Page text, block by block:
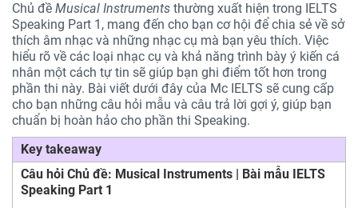
Chủ đề Musical Instruments thường xuất hiện trong IELTS
Speaking Part 1, mang đến cho bạn cơ hội để chia sẻ về sở
thích âm nhạc và những nhạc cụ mà bạn yêu thích. Việc
hiểu rõ về các loại nhạc cụ và khả năng trình bày ý kiến cá
nhân một cách tự tin sẽ giúp bạn ghi điểm tốt hơn trong
phần thi này. Bài viết dưới đây của Mc IELTS sẽ cung cấp
cho bạn những câu hỏi mẫu và câu trả lời gợi ý, giúp bạn
chuẩn bị hoàn hảo cho phần thi Speaking.
Key takeaway
Câu hỏi Chủ đề: Musical Instruments | Bài mẫu IELTS
Speaking Part 1